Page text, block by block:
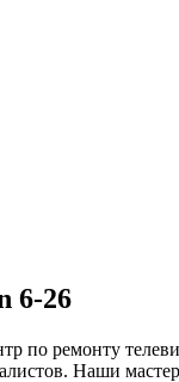
6-26
по ремонту
Наши